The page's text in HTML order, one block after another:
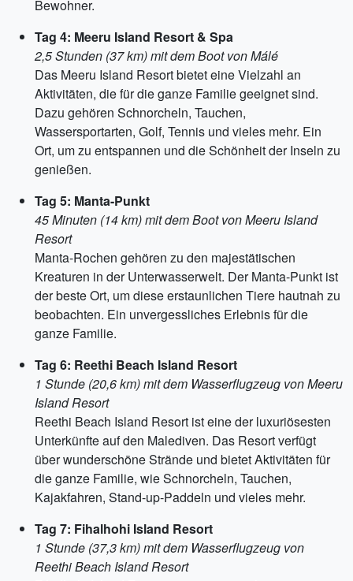
Bewohner.
Tag 4: Meeru Island Resort & Spa
2,5 Stunden (37 km) mit dem Boot von Málé
Das Meeru Island Resort bietet eine Vielzahl an
Aktivitäten, die für die ganze Familie geeignet sind.
Dazu gehören Schnorcheln, Tauchen,
Wassersportarten, Golf, Tennis und vieles mehr. Ein
Ort, um zu entspannen und die Schönheit der Inseln zu
genießen.
Tag 5: Manta-Punkt
45 Minuten (14 km) mit dem Boot von Meeru Island
Resort
Manta-Rochen gehören zu den majestätischen
Kreaturen in der Unterwasserwelt. Der Manta-Punkt ist
der beste Ort, um diese erstaunlichen Tiere hautnah zu
beobachten. Ein unvergessliches Erlebnis für die
ganze Familie.
Tag 6: Reethi Beach Island Resort
1 Stunde (20,6 km) mit dem Wasserflugzeug von Meeru
Island Resort
Reethi Beach Island Resort ist eine der luxuriösesten
Unterkünfte auf den Malediven. Das Resort verfügt
über wunderschöne Strände und bietet Aktivitäten für
die ganze Familie, wie Schnorcheln, Tauchen,
Kajakfahren, Stand-up-Paddeln und vieles mehr.
Tag 7: Fihalhohi Island Resort
1 Stunde (37,3 km) mit dem Wasserflugzeug von
Reethi Beach Island Resort